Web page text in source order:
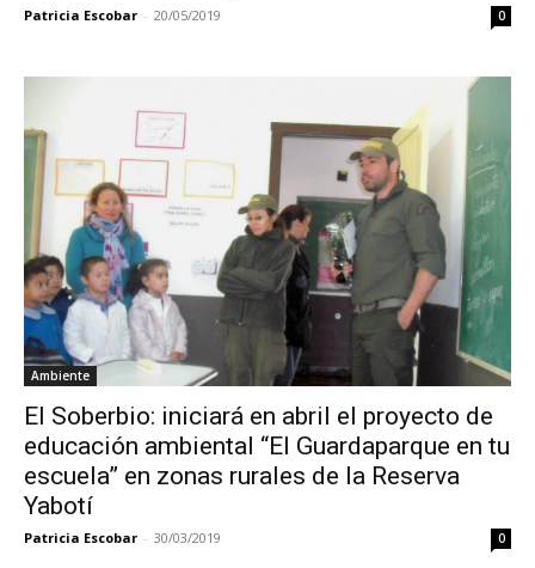
Patricia Escobar - 20/05/2019 0
Ambiente
El Soberbio: iniciará en abril el proyecto de
educación ambiental “El Guardaparque en tu
escuela” en zonas rurales de la Reserva
Yabotí
Patricia Escobar - 30/03/2019 0